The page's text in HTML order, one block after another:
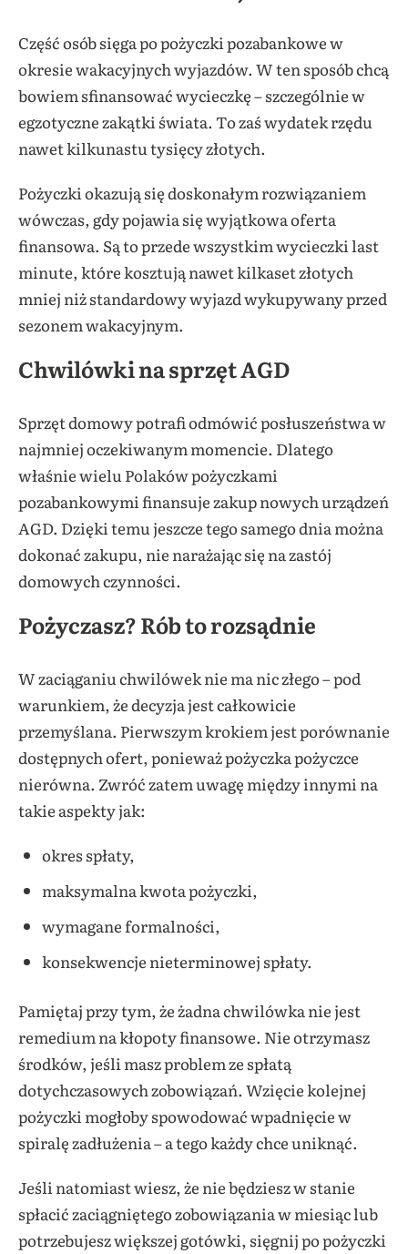
Część osób sięga po pożyczki pozabankowe w
okresie wakacyjnych wyjazdów. W ten sposób chcą
bowiem sfinansować wycieczkę – szczególnie w
egzotyczne zakątki świata. To zaś wydatek rzędu
nawet kilkunastu tysięcy złotych.
Pożyczki okazują się doskonałym rozwiązaniem
wówczas, gdy pojawia się wyjątkowa oferta
finansowa. Są to przede wszystkim wycieczki last
minute, które kosztują nawet kilkaset złotych
mniej niż standardowy wyjazd wykupywany przed
sezonem wakacyjnym.
Chwilówki na sprzęt AGD
Sprzęt domowy potrafi odmówić posłuszeństwa w
najmniej oczekiwanym momencie. Dlatego
właśnie wielu Polaków pożyczkami
pozabankowymi finansuje zakup nowych urządzeń
AGD. Dzięki temu jeszcze tego samego dnia można
dokonać zakupu, nie narażając się na zastój
domowych czynności.
Pożyczasz? Rób to rozsądnie
W zaciąganiu chwilówek nie ma nic złego – pod
warunkiem, że decyzja jest całkowicie
przemyślana. Pierwszym krokiem jest porównanie
dostępnych ofert, ponieważ pożyczka pożyczce
nierówna. Zwróć zatem uwagę między innymi na
takie aspekty jak:
okres spłaty,
maksymalna kwota pożyczki,
wymagane formalności,
konsekwencje nieterminowej spłaty.
Pamiętaj przy tym, że żadna chwilówka nie jest
remedium na kłopoty finansowe. Nie otrzymasz
środków, jeśli masz problem ze spłatą
dotychczasowych zobowiązań. Wzięcie kolejnej
pożyczki mogłoby spowodować wpadnięcie w
spiralę zadłużenia – a tego każdy chce uniknąć.
Jeśli natomiast wiesz, że nie będziesz w stanie
spłacić zaciągniętego zobowiązania w miesiąc lub
potrzebujesz większej gotówki, sięgnij po pożyczki